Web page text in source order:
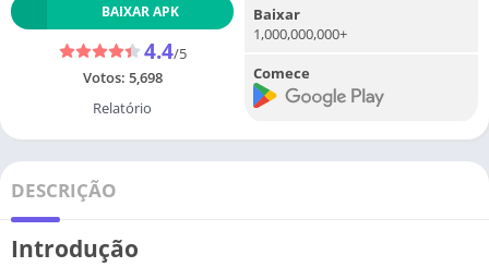
BAIXAR APK
4.4/5
Votos: 5,698
Relatório
Baixar
1,000,000,000+
Comece
DESCRIÇÃO
Introdução